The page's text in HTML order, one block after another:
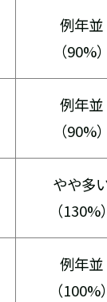
例年並
（90%
例年並
（90%
やや多
（130%
例年並
（100%